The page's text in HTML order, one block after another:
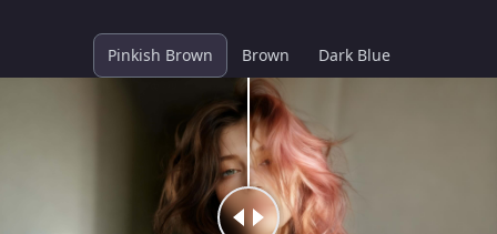
Pinkish Brown Brown Dark Blue